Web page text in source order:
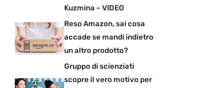
Kuzmina – VIDEO
Reso Amazon, sai cosa
accade se mandi indietro
un altro prodotto?
Gruppo di scienziati
scopre il vero motivo per